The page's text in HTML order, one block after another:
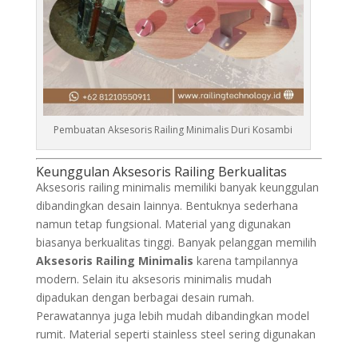
Pembuatan Aksesoris Railing Minimalis Duri Kosambi
Keunggulan Aksesoris Railing Berkualitas
Aksesoris railing minimalis memiliki banyak keunggulan
dibandingkan desain lainnya. Bentuknya sederhana
namun tetap fungsional. Material yang digunakan
biasanya berkualitas tinggi. Banyak pelanggan memilih
Aksesoris Railing Minimalis karena tampilannya
modern. Selain itu aksesoris minimalis mudah
dipadukan dengan berbagai desain rumah.
Perawatannya juga lebih mudah dibandingkan model
rumit. Material seperti stainless steel sering digunakan